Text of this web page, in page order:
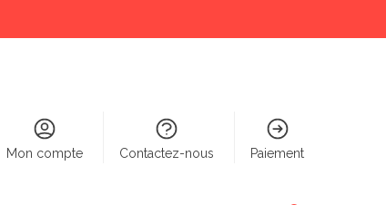
Mon compte Contactez-nous Paiement